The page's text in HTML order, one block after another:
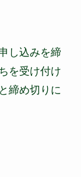
し込みを締
を受け付け
締め切りに